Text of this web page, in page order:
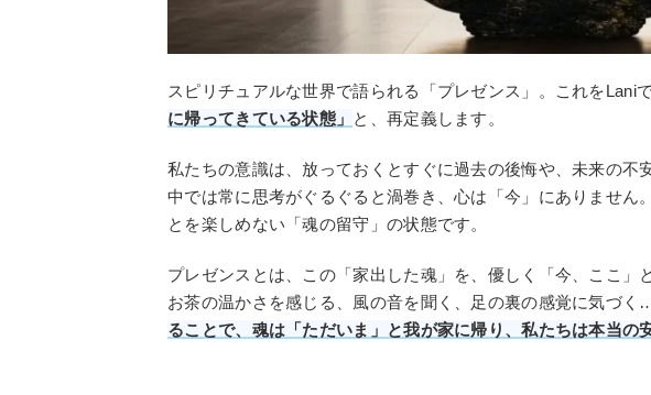
スピリチュアルな世界で語られる「プレゼンス」。これをLaniで
に帰ってきている状態」 と、再定義します。
私たちの意識は、放っておくとすぐに過去の後悔や、未来の不
中では常に思考がぐるぐると渦巻き、心は「今」にありません
とを楽しめない「魂の留守」の状態です。
プレゼンスとは、この「家出した魂」を、優しく「今、ここ」
お茶の温かさを感じる、風の音を聞く、足の裏の感覚に気づく…
ることで、魂は「ただいま」と我が家に帰り、私たちは本当の